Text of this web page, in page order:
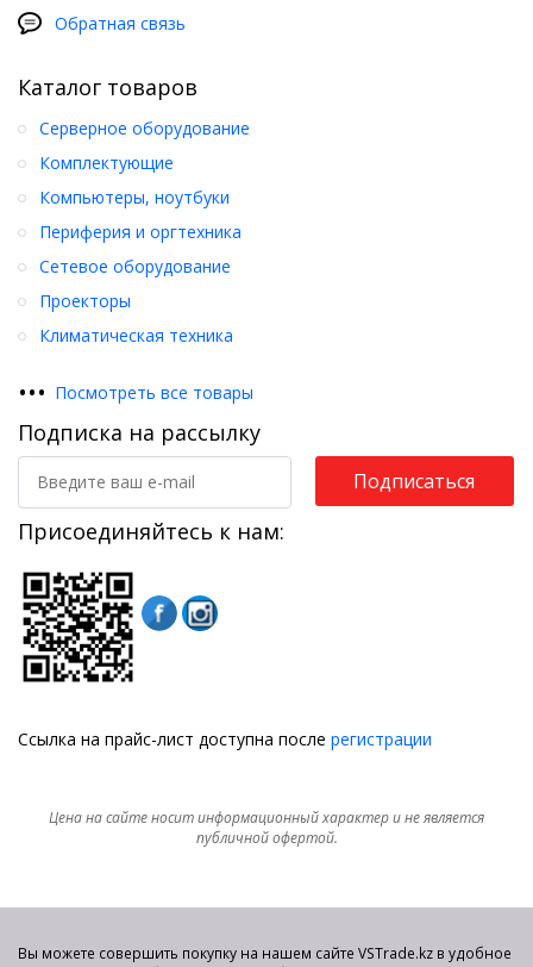
Обратная связь
Каталог товаров
Серверное оборудование
Комплектующие
Компьютеры, ноутбуки
Периферия и оргтехника
Сетевое оборудование
Проекторы
Климатическая техника
••• Посмотреть все товары
Подписка на рассылку
Подписаться
Присоединяйтесь к нам:
Ссылка на прайс-лист доступна после регистрации
Цена на сайте носит информационный характер и не является
публичной офертой.
Вы можете совершить покупку на нашем сайте VSTrade.kz в удобное